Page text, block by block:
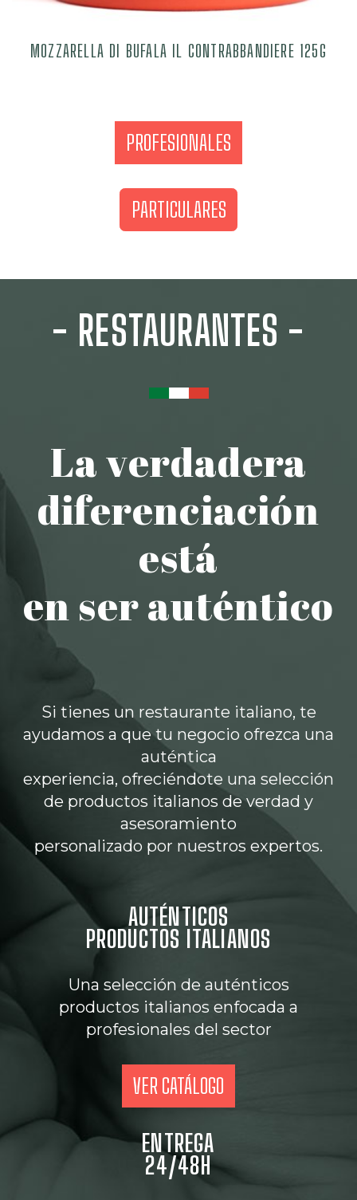
MOZZARELLA DI BUFALA IL CONTRABBANDIERE 125G
PROFESIONALES
PARTICULARES
- RESTAURANTES -
La verdadera
diferenciación
está
en ser auténtico
Si tienes un restaurante italiano, te
ayudamos a que tu negocio ofrezca una
auténtica
experiencia, ofreciéndote una selección
de productos italianos de verdad y
asesoramiento
personalizado por nuestros expertos.
AUTÉNTICOS
PRODUCTOS ITALIANOS
Una selección de auténticos
productos italianos enfocada a
profesionales del sector
VER CATÁLOGO
ENTREGA
24/48H